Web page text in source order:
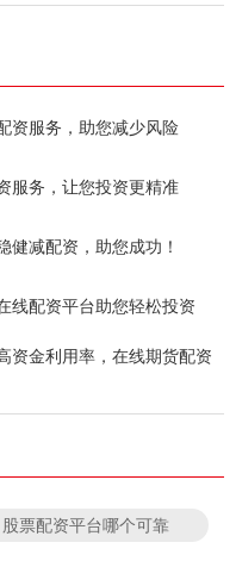
资服务，助您减少风险
服务，让您投资更精准
健减配资，助您成功！
线配资平台助您轻松投资
资金利用率，在线期货配资
股票配资平台哪个可靠